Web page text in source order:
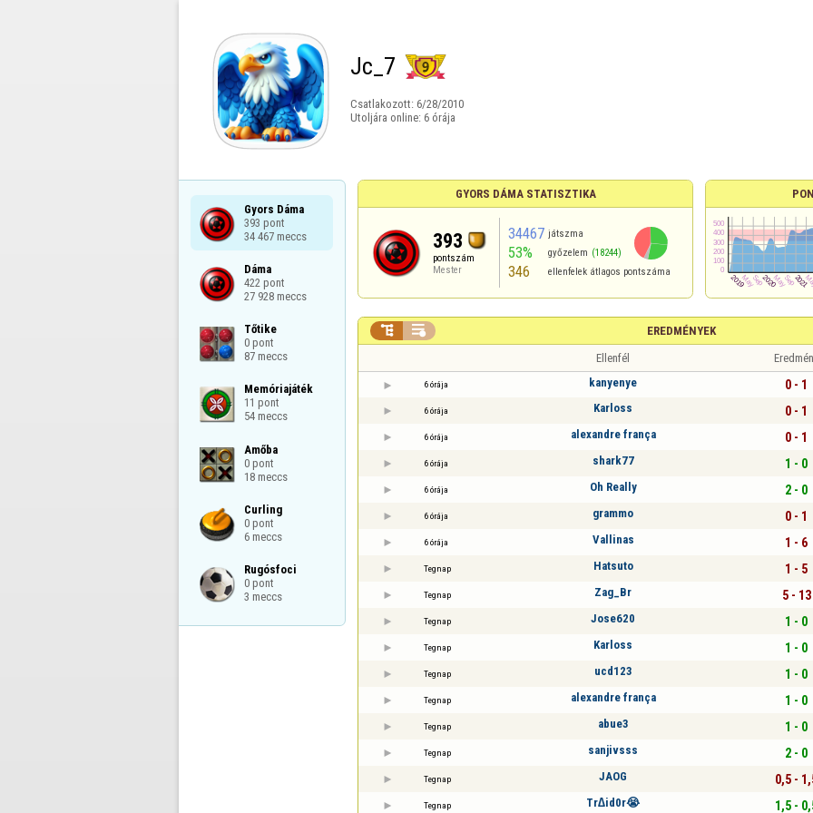
Jc_7
Csatlakozott: 6/28/2010
Utoljára online: 6 órája
Gyors Dáma
393 pont
34 467 meccs
Dáma
422 pont
27 928 meccs
Tőtike
0 pont
87 meccs
Memóriajáték
11 pont
54 meccs
Amőba
0 pont
18 meccs
Curling
0 pont
6 meccs
Rugósfoci
0 pont
3 meccs
GYORS DÁMA STATISZTIKA
393
pontszám
Mester
34467 játszma
53% győzelem (18244)
346 ellenfelek átlagos pontszáma
EREDMÉNYEK
 
Ellenfél
6 órája kanyenye 0 - 1
6 órája Karloss 0 - 1
6 órája alexandre frança 0 - 1
6 órája shark77 1 - 0
6 órája Oh Really 2 - 0
6 órája grammo 0 - 1
6 órája Vallinas 1 - 6
Tegnap Hatsuto 1 - 5
Tegnap Zag_Br 5 - 13
Tegnap Jose620 1 - 0
Tegnap Karloss 1 - 0
Tegnap ucd123 1 - 0
Tegnap alexandre frança 1 - 0
Tegnap abue3 1 - 0
Tegnap sanjivsss 2 - 0
Tegnap JAOG 0,5 -
Tegnap Tr∆id0r😭 1,5 -